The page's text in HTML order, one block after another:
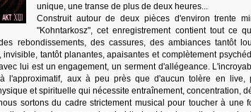
unique, une transe de plus de deux heures...
Construit autour de deux pièces d'environ trente
"Kohntarkosz", cet enregistrement contient tout ce
rebondissements, des cassures, des ambiances tantôt
invisible, tantôt planantes, apaisantes et complètement
lui est un engagement, un serment d'allégeance.
l'approximatif, aux à peu près que d'aucun tolère en live,
et spirituelle qui nécessite entraînement, concentration,
sortons du cadre strictement musical pour toucher à une